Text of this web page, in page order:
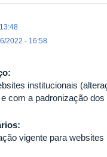
2022 - 16:58
institucionais
com a padronização
vigente para websites